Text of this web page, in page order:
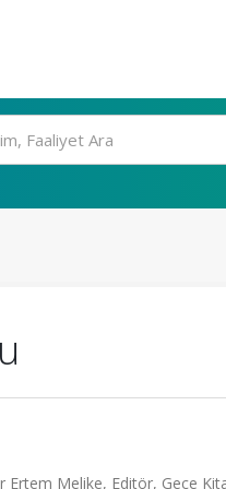
Melike, Editör, Gece